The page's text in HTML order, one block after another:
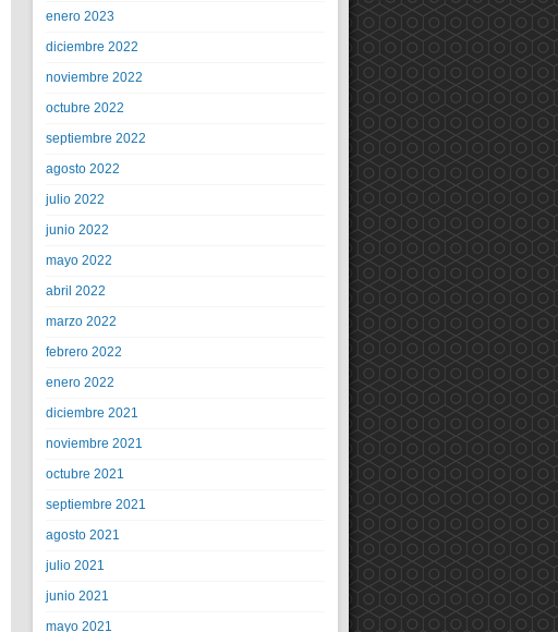
enero 2023
diciembre 2022
noviembre 2022
octubre 2022
septiembre 2022
agosto 2022
julio 2022
junio 2022
mayo 2022
abril 2022
marzo 2022
febrero 2022
enero 2022
diciembre 2021
noviembre 2021
octubre 2021
septiembre 2021
agosto 2021
julio 2021
junio 2021
mayo 2021